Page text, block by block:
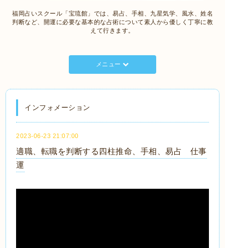
福岡占いスクール「宝琉館」では、易占、手相、九星気学、風水、姓名
判断など、開運に必要な基本的な占術について素人から優しく丁寧に教
えて行きます。
メニュー
インフォメーション
2023-06-23 21:07:00
適職、転職を判断する四柱推命、手相、易占 仕事
運